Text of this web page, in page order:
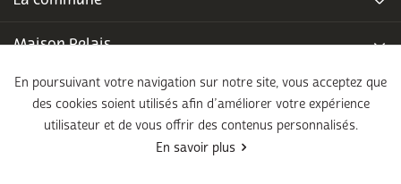
Maison Relais
Piscine communale
École fondamentale
En poursuivant votre navigation sur notre site, vous acceptez que
des cookies soient utilisés afin d’améliorer votre expérience
utilisateur et de vous offrir des contenus personnalisés.
En savoir plus